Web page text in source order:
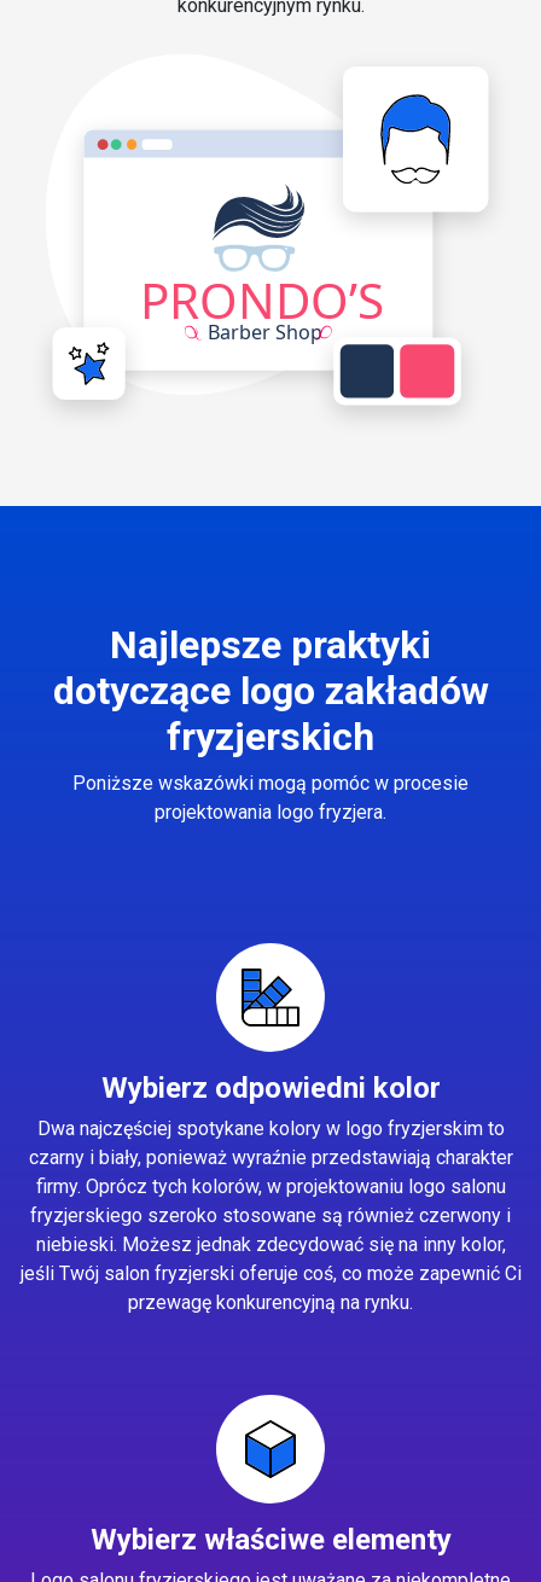
konkurencyjnym rynku.
Najlepsze praktyki
dotyczące logo zakładów
fryzjerskich
Poniższe wskazówki mogą pomóc w procesie
projektowania logo fryzjera.
Wybierz odpowiedni kolor
Dwa najczęściej spotykane kolory w logo fryzjerskim to
czarny i biały, ponieważ wyraźnie przedstawiają charakter
firmy. Oprócz tych kolorów, w projektowaniu logo salonu
fryzjerskiego szeroko stosowane są również czerwony i
niebieski. Możesz jednak zdecydować się na inny kolor,
jeśli Twój salon fryzjerski oferuje coś, co może zapewnić Ci
przewagę konkurencyjną na rynku.
Wybierz właściwe elementy